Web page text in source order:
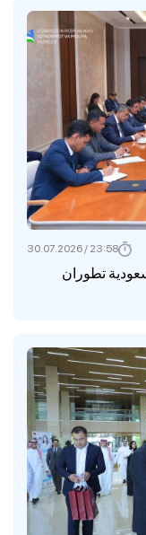
تطوران
23:58 / 30.07.2026